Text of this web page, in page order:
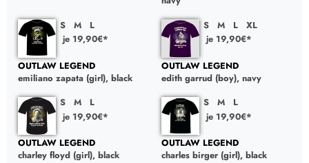
S
M
L
je 19,90€*
OUTLAW LEGEND
emiliano zapata (girl), black
S M L
XL
je 19,90€*
OUTLAW LEGEND
edith garrud (boy), navy
S
M
L
je 19,90€*
OUTLAW LEGEND
charley floyd (girl), black
S M
L
je 19,90€*
OUTLAW LEGEND
charles birger (girl), black